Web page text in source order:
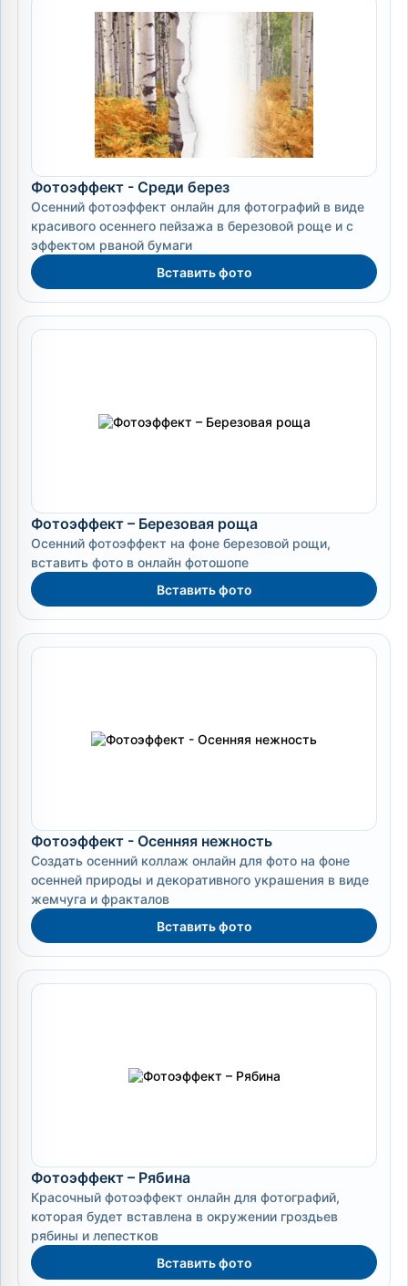
Фотоэффект - Среди берез
Осенний фотоэффект онлайн для фотографий в виде
красивого осеннего пейзажа в березовой роще и с
эффектом рваной бумаги
Вставить фото
Фотоэффект – Березовая роща
Осенний фотоэффект на фоне березовой рощи,
вставить фото в онлайн фотошопе
Вставить фото
Фотоэффект - Осенняя нежность
Создать осенний коллаж онлайн для фото на фоне
осенней природы и декоративного украшения в виде
жемчуга и фракталов
Вставить фото
Фотоэффект – Рябина
Красочный фотоэффект онлайн для фотографий,
которая будет вставлена в окружении гроздьев
рябины и лепестков
Вставить фото